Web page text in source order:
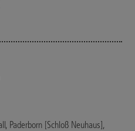
Paderborn [Schloß Neuhaus],